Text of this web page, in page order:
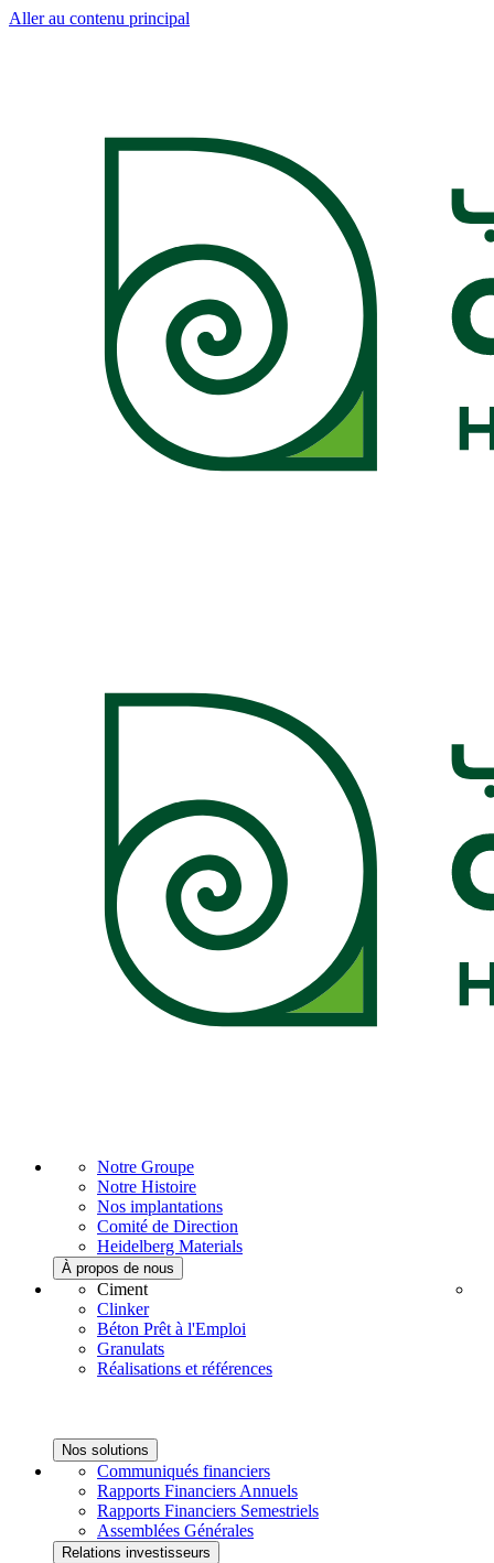
Aller au contenu principal
Notre Groupe
Notre Histoire
Nos implantations
Comité de Direction
Heidelberg Materials
À propos de nous
Ciment
Clinker
Béton Prêt à l'Emploi
Granulats
Réalisations et références
Nos solutions
Communiqués financiers
Rapports Financiers Annuels
Rapports Financiers Semestriels
Assemblées Générales
Relations investisseurs